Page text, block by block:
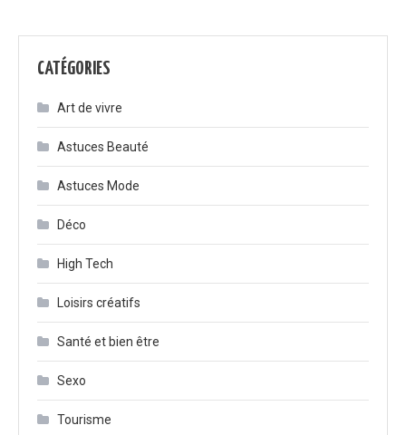
CATÉGORIES
Art de vivre
Astuces Beauté
Astuces Mode
Déco
High Tech
Loisirs créatifs
Santé et bien être
Sexo
Tourisme